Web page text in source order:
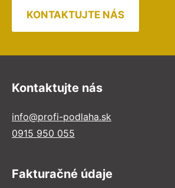
KONTAKTUJTE NÁS
Kontaktujte nás
info@profi-podlaha.sk
0915 950 055
Fakturačné údaje